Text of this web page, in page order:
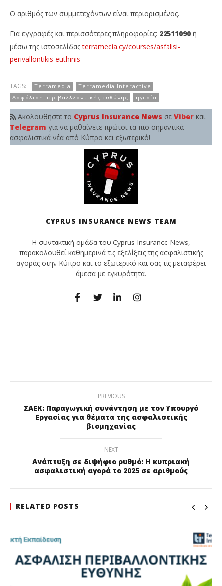
Ο αριθμός των συμμετεχόντων είναι περιορισμένος.
Για εγγραφές και περισσότερες πληροφορίες: 22511090 ή
μέσω της ιστοσελίδαςterramedia.cy/courses/asfalisi-
perivallontikis-euthinis
TAGS: Terramedia
Terramedia Interactive
Ασφάλιση περιβαλλλοντικής ευθύνης
ηγεσία
Ακολουθήστε το Cyprus Insurance News σε Viber και
Telegram για να μαθαίνετε πρώτοι τα πιο σημαντικά
ασφαλιστικά νέα από Κύπρο και εξωτερικό!
CYPRUS INSURANCE NEWS TEAM
Η συντακτική ομάδα του Cyprus Insurance News,
παρακολουθεί καθημερινά τις εξελίξεις της ασφαλιστικής
αγοράς στην Κύπρο και το εξωτερικό και σας τις μεταφέρει
άμεσα με εγκυρότητα.
PREVIOUS
ΣΑΕΚ: Παραγωγική συνάντηση με τον Υπουργό
Εργασίας για θέματα της ασφαλιστικής
βιομηχανίας
NEXT
Ανάπτυξη σε διψήφιο ρυθμό: Η κυπριακή
ασφαλιστική αγορά το 2025 σε αριθμούς
RELATED POSTS